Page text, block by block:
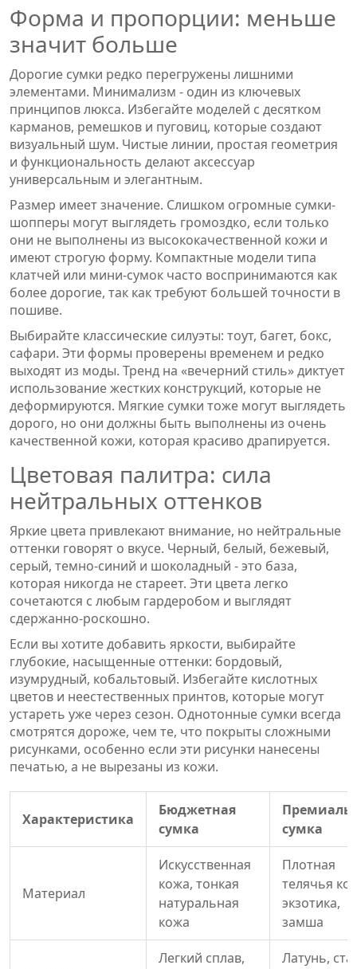
Форма и пропорции: меньше
значит больше
Дорогие сумки редко перегружены лишними
элементами. Минимализм - один из ключевых
принципов люкса. Избегайте моделей с десятком
карманов, ремешков и пуговиц, которые создают
визуальный шум. Чистые линии, простая геометрия
и функциональность делают аксессуар
универсальным и элегантным.
Размер имеет значение. Слишком огромные сумки-
шопперы могут выглядеть громоздко, если только
они не выполнены из высококачественной кожи и
имеют строгую форму. Компактные модели типа
клатчей или мини-сумок часто воспринимаются как
более дорогие, так как требуют большей точности в
пошиве.
Выбирайте классические силуэты: тоут, багет, бокс,
сафари. Эти формы проверены временем и редко
выходят из моды. Тренд на «вечерний стиль» диктует
использование жестких конструкций, которые не
деформируются. Мягкие сумки тоже могут выглядеть
дорого, но они должны быть выполнены из очень
качественной кожи, которая красиво драпируется.
Цветовая палитра: сила
нейтральных оттенков
Яркие цвета привлекают внимание, но нейтральные
оттенки говорят о вкусе. Черный, белый, бежевый,
серый, темно-синий и шоколадный - это база,
которая никогда не стареет. Эти цвета легко
сочетаются с любым гардеробом и выглядят
сдержанно-роскошно.
Если вы хотите добавить яркости, выбирайте
глубокие, насыщенные оттенки: бордовый,
изумрудный, кобальтовый. Избегайте кислотных
цветов и неестественных принтов, которые могут
устареть уже через сезон. Однотонные сумки всегда
смотрятся дороже, чем те, что покрыты сложными
рисунками, особенно если эти рисунки нанесены
печатью, а не вырезаны из кожи.
Характеристика
Бюджетная
сумка
сумка
Материал
Искусственная
кожа, тонкая
натуральная
кожа
Плотная
телячья
экзотика,
замша
Легкий сплав,
Латунь,